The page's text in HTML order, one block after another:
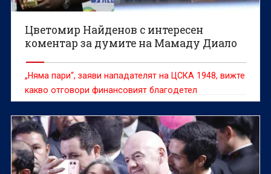
Цветомир Найденов с интересен
коментар за думите на Мамаду Диало
„Няма пари“, заяви нападателят на ЦСКА 1948, вижте
какво отговори финансовият благодетел